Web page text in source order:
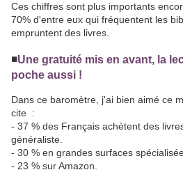
Ces chiffres sont plus importants
70% d'entre eux qui fréquentent les
empruntent des livres.
◾️Une gratuité mis en avant, la
poche aussi !
Dans ce baromètre, j'ai bien aimé ce
cite :
- 37 % des Français achètent des
généraliste.
- 30 % en grandes surfaces
- 23 % sur Amazon.